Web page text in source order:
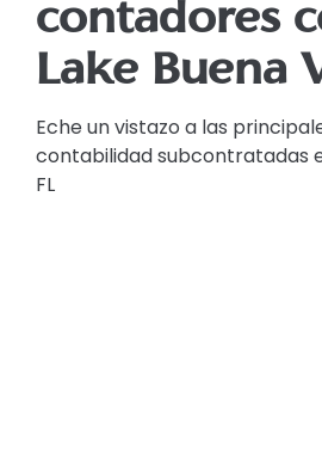
contadores
Lake Buena
Eche un vistazo a las
contabilidad subcontratadas
FL